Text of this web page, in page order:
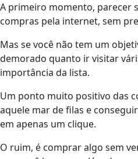
A primeiro momento, parecer
compras pela internet, sem
Mas se você não tem um
demorado quanto ir visitar
importância da lista.
Um ponto muito positivo das
aquele mar de filas e
em apenas um clique.
O ruim, é comprar algo sem